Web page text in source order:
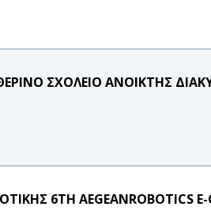
ΣΧΟΛΕΙΟ ΑΝΟΙΚΤΗΣ
6TH AEGEANROBOTICS E-